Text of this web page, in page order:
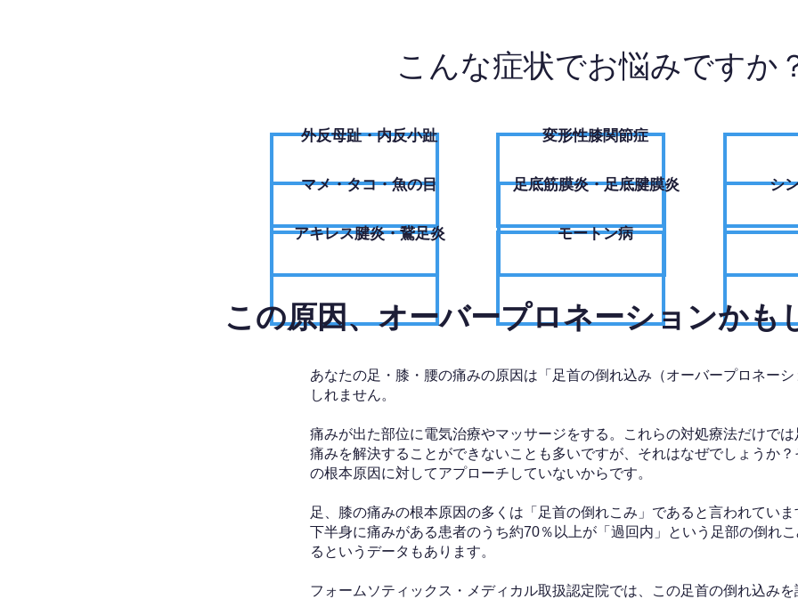
こんな症状でお悩みですか
外反母趾・内反小趾
​マメ・タコ・魚の目
アキレス腱炎・鵞足炎
変形性膝関節症
足底筋膜炎・足底腱膜炎
モートン病
シ
この原因、オーバープロネーションかも
あなたの足・膝・腰の痛みの原因は「足首の倒れ込み（オーバープロネー
しれません。
痛みが出た部位に電気治療やマッサージをする。これらの対処療法だけで
痛みを解決することができないことも多いですが、それはなぜでしょうか
の根本原因に対してアプローチしていないからです。
足、膝の痛みの根本原因の多くは「足首の倒れこみ」であると言われていま
下半身に痛みがある患者のうち約70％以上が「過回内」という足部の倒れ
るというデータもあります。
フォームソティックス・メディカル取扱認定院では、この足首の倒れ込み